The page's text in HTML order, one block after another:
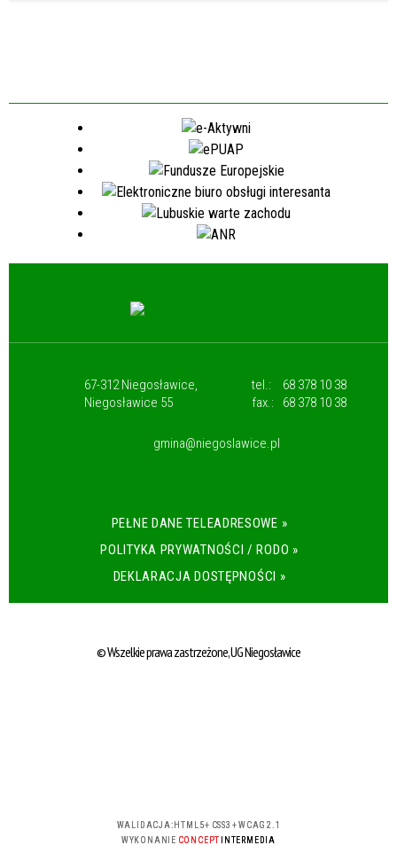
67-312 Niegosławice,
Niegosławice 55
tel.:
68 378 10 38
fax.:
68 378 10 38
gmina@niegoslawice.pl
PEŁNE DANE TELEADRESOWE »
POLITYKA PRYWATNOŚCI / RODO »
DEKLARACJA DOSTĘPNOŚCI »
© Wszelkie prawa zastrzeżone, UG Niegosławice
WALIDACJA: HTML5+ CSS3 +WCAG 2.1
WYKONANIE CONCEPT INTERMEDIA